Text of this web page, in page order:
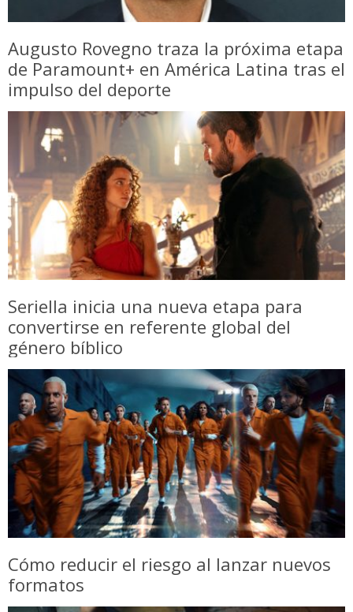
Augusto Rovegno traza la próxima etapa
de Paramount+ en América Latina tras el
impulso del deporte
Seriella inicia una nueva etapa para
convertirse en referente global del
género bíblico
Cómo reducir el riesgo al lanzar nuevos
formatos